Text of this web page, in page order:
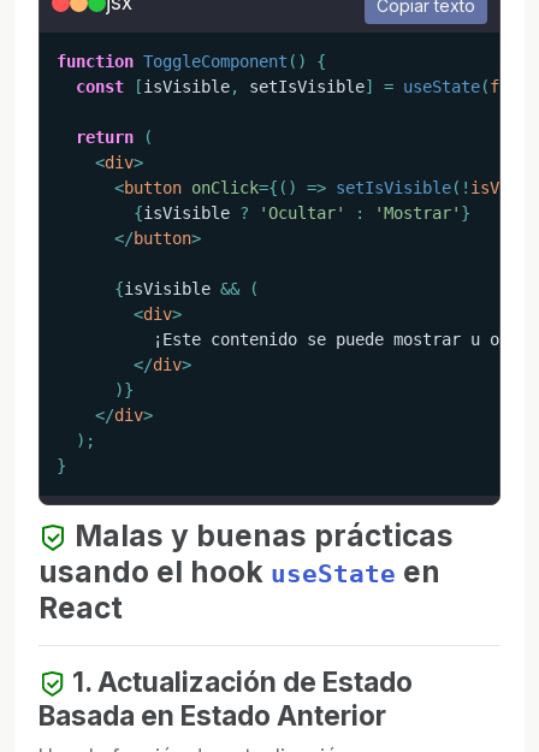
Copiar texto
function ToggleComponent ( )
{
const
[isVisible, setIsVisible] = useState(false
return
(
<div>
<button onClick={ ( ) => setIsVisible( !
{isVisible ? 'Ocultar' : 'Mostrar' }
</button>
{isVisible &&
(
<div>
¡Este contenido se puede mostrar u
</div>
)}
</div>
) ;
}
Malas y buenas prácticas
usando el hook useState en
React
1. Actualización de Estado
Basada en Estado Anterior